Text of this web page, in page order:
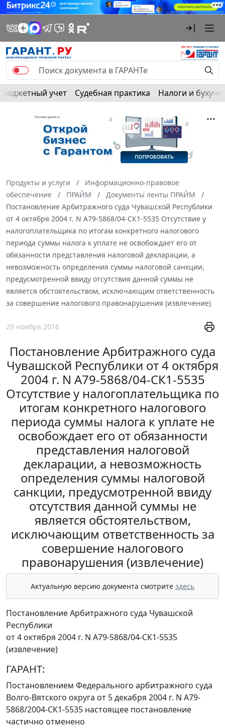
Бюджетный учет Судебная практика Налоги и
Продукты и услуги
Информационно-правовое
обеспечение
ПРАЙМ
Документы ленты ПРАЙМ
Постановление Арбитражного суда Чувашской Республики
от 4 октября 2004 г. N А79-5868/04-СК1-5535 Отсутствие у
налогоплательщика по итогам конкретного налогового
периода суммы налога к уплате не освобождает его от
обязанности представления налоговой декларации, а
невозможность определения суммы налоговой санкции,
предусмотренной ввиду отсутствия данной суммы не
является обстоятельством, исключающим ответственность
за совершение налогового правонарушения (извлечение)
29 ноября 2016
Постановление Арбитражного суда
Чувашской Республики от 4 октября
2004 г. N А79-5868/04-СК1-5535
Отсутствие у налогоплательщика по
итогам конкретного налогового
периода суммы налога к уплате не
освобождает его от обязанности
представления налоговой
декларации, а невозможность
определения суммы налоговой
санкции, предусмотренной ввиду
отсутствия данной суммы не
является обстоятельством,
исключающим ответственность за
совершение налогового
правонарушения (извлечение)
Актуальную версию документа смотрите здесь
Постановление Арбитражного суда Чувашской
Республики
от 4 октября 2004 г. N А79-5868/04-СК1-5535
(извлечение)
ГАРАНТ:
Постановлением Федерального арбитражного суда
Волго-Вятского округа от 5 декабря 2004 г. N А79-
5868/2004-СК1-5535 настоящее постановление
частично отменено